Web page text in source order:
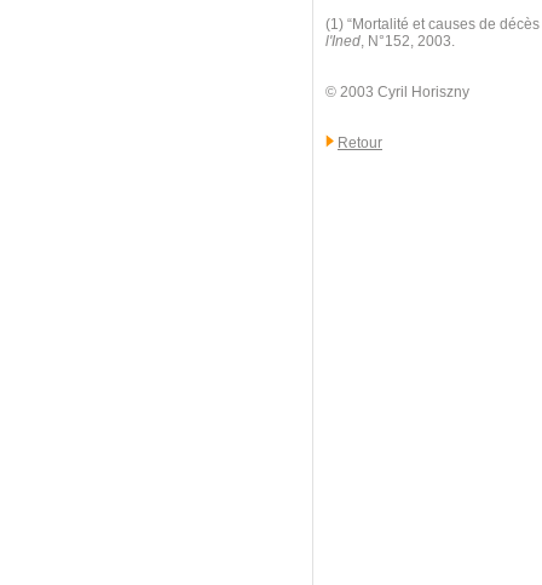
(1) “Mortalité et causes de
l'Ined, N°152, 2003.
© 2003 Cyril Horiszny
Retour